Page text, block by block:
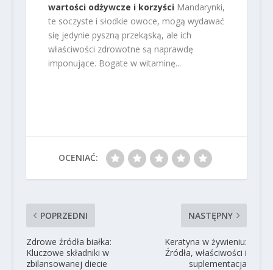
wartości odżywcze i korzyści Mandarynki,
te soczyste i słodkie owoce, mogą wydawać
się jedynie pyszną przekąską, ale ich
właściwości zdrowotne są naprawdę
imponujące. Bogate w witaminę...
OCENIAĆ:
POPRZEDNI
Zdrowe źródła białka:
Kluczowe składniki w
zbilansowanej diecie
NASTĘPNY
Keratyna w żywieniu:
Źródła, właściwości i
suplementacja